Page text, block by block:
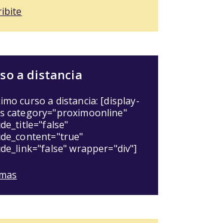
a distancia
curso a distancia: [display-
category="proximoonline"
wrapper="div"]